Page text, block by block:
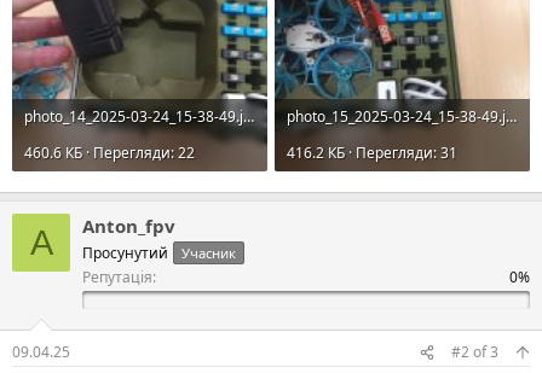
photo_14_2025-03-24_15-38-49.jpg
460.6 КБ · Перегляди: 22
photo_15_2025-03-24_15-38-49.jpg
416.2 КБ · Перегляди: 31
A Anton_fpv
Просунутий Учасник
Репутація:
09.04.25 #2of3